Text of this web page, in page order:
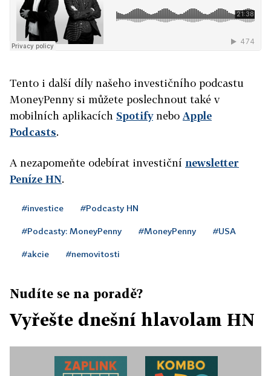
Tento i další díly našeho investičního podcastu
MoneyPenny si můžete poslechnout také v
mobilních aplikacích Spotifynebo Apple
Podcasts.
A nezapomeňte odebírat investiční newsletter
Peníze HN.
#investice #Podcasty HN
#Podcasty: MoneyPenny #MoneyPenny #USA
#akcie #nemovitosti
Nudíte se na poradě?
Vyřešte dnešní hlavolam HN